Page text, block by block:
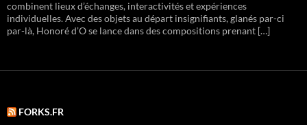
combinent lieux d’échanges, interactivités et expériences
individuelles. Avec des objets au départ insignifiants, glanés par-ci
par-là, Honoré d’O se lance dans des compositions prenant […]
FORKS.FR